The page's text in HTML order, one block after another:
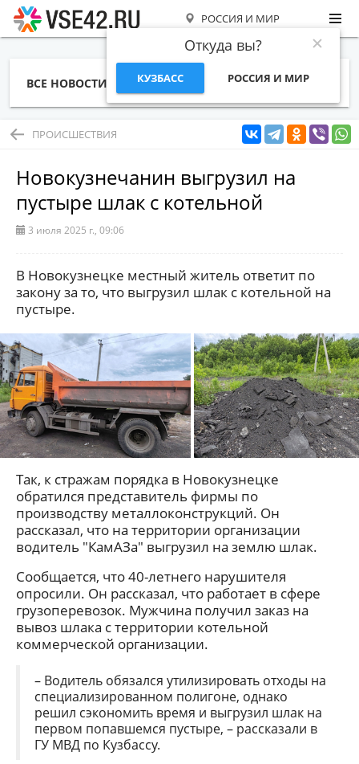
РОССИЯ И МИР
Откуда вы?
КУЗБАСС РОССИЯ И МИР
ВСЕ НОВОСТИ СТАТЬИ ТЕМЫ ФОТО
ПРОИСШЕСТВИЯ
Новокузнечанин выгрузил на
пустыре шлак с котельной
3 июля 2025 г., 09:06
В Новокузнецке местный житель ответит по
закону за то, что выгрузил шлак с котельной на
пустыре.
Так, к стражам порядка в Новокузнецке
обратился представитель фирмы по
производству металлоконструкций. Он
рассказал, что на территории организации
водитель "КамАЗа" выгрузил на землю шлак.
Сообщается, что 40-летнего нарушителя
опросили. Он рассказал, что работает в сфере
грузоперевозок. Мужчина получил заказ на
вывоз шлака с территории котельной
коммерческой организации.
– Водитель обязался утилизировать отходы на
специализированном полигоне, однако
решил сэкономить время и выгрузил шлак на
первом попавшемся пустыре, – рассказали в
ГУ МВД по Кузбассу.